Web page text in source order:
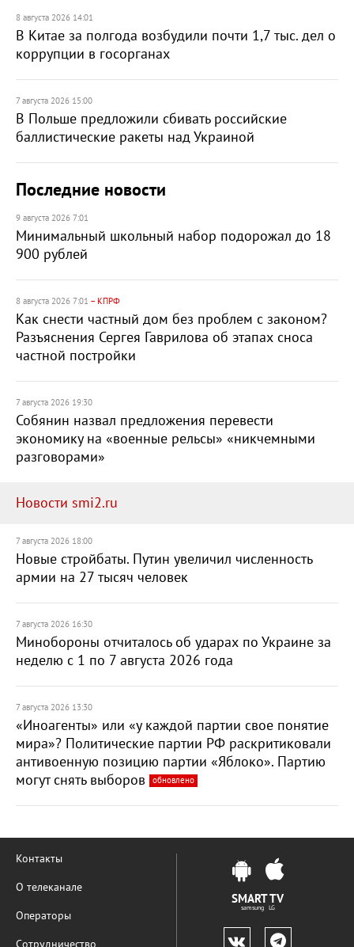
8 августа 2026 14:01
В Китае за полгода возбудили почти 1,7 тыс. дел о
коррупции в госорганах
7 августа 2026 15:00
В Польше предложили сбивать российские
баллистические ракеты над Украиной
Последние новости
9 августа 2026 7:01
Минимальный школьный набор подорожал до 18
900 рублей
8 августа 2026 7:01 – КПРФ
Как снести частный дом без проблем с законом?
Разъяснения Сергея Гаврилова об этапах сноса
частной постройки
7 августа 2026 19:30
Собянин назвал предложения перевести
экономику на «военные рельсы» «никчемными
разговорами»
Новости smi2.ru
7 августа 2026 18:00
Новые стройбаты. Путин увеличил численность
армии на 27 тысяч человек
7 августа 2026 16:30
Минобороны отчиталось об ударах по Украине за
неделю с 1 по 7 августа 2026 года
7 августа 2026 13:30
«Иноагенты» или «у каждой партии свое понятие
мира»? Политические партии РФ раскритиковали
антивоенную позицию партии «Яблоко». Партию
могут снять выборов
обновлено
Контакты
О телеканале
Операторы
Сотрудничество
SMART TV
samsung LG